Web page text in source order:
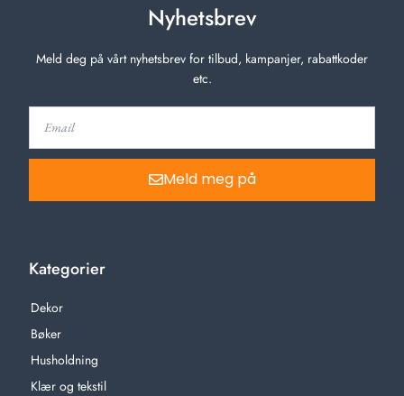
Nyhetsbrev
Meld deg på vårt nyhetsbrev for tilbud, kampanjer, rabattkoder
etc.
Meld meg på
Kategorier
Dekor
Bøker
Husholdning
Klær og tekstil